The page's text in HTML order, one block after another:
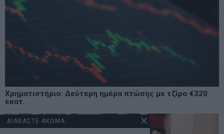
Χρηματιστήριο: Δεύτερη ημέρα πτώσης με τζίρο €320
εκατ.
ΔΙΑΒΑΣΤΕ ΑΚΟΜΑ